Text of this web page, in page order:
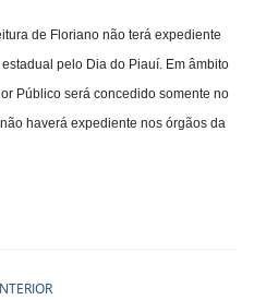
de Floriano não terá expediente
pelo Dia do Piauí. Em âmbito
Público será concedido somente no
haverá expediente nos órgãos da